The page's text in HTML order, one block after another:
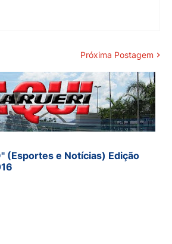
Próxima Postagem
(Esportes e Notícias) Edição